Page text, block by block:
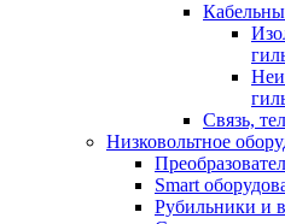
Связь,
Низковольтное
Smart
Рубильники и